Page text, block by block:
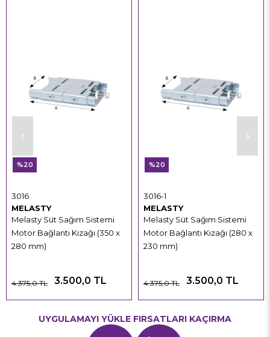
MELASTY
Melasty Süt Sağım Sistemi
Motor Bağlantı Kızağı (350 x
280 mm)
3016
3.500,0 TL
4.375,0 TL
%20
MELASTY
Melasty Süt Sağım Sistemi
Motor Bağlantı Kızağı (280 x
230 mm)
3016-1
3.500,0 TL
4.375,0 TL
%20
UYGULAMAYI YÜKLE FIRSATLARI KAÇIRMA